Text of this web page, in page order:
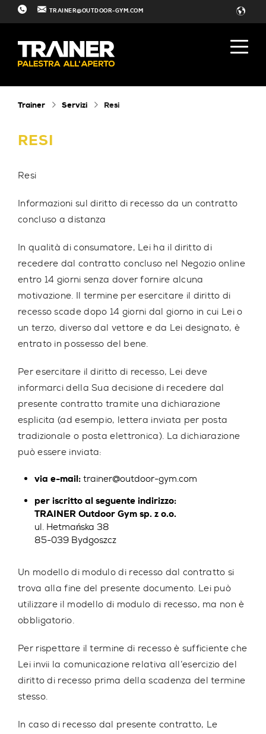
TRAINER@OUTDOOR-GYM.COM
Trainer Servizi Resi
RESI
Resi
Informazioni sul diritto di recesso da un contratto
concluso a distanza
In qualità di consumatore, Lei ha il diritto di
recedere dal contratto concluso nel Negozio online
entro 14 giorni senza dover fornire alcuna
motivazione. Il termine per esercitare il diritto di
recesso scade dopo 14 giorni dal giorno in cui Lei o
un terzo, diverso dal vettore e da Lei designato, è
entrato in possesso del bene.
Per esercitare il diritto di recesso, Lei deve
informarci della Sua decisione di recedere dal
presente contratto tramite una dichiarazione
esplicita (ad esempio, lettera inviata per posta
tradizionale o posta elettronica). La dichiarazione
può essere inviata:
via e-mail: trainer@outdoor-gym.com
per iscritto al seguente indirizzo:
TRAINER Outdoor Gym sp. z o.o.
ul. Hetmańska 38
85-039 Bydgoszcz
Un modello di modulo di recesso dal contratto si
trova alla fine del presente documento. Lei può
utilizzare il modello di modulo di recesso, ma non è
obbligatorio.
Per rispettare il termine di recesso è sufficiente che
Lei invii la comunicazione relativa all’esercizio del
diritto di recesso prima della scadenza del termine
stesso.
In caso di recesso dal presente contratto, Le